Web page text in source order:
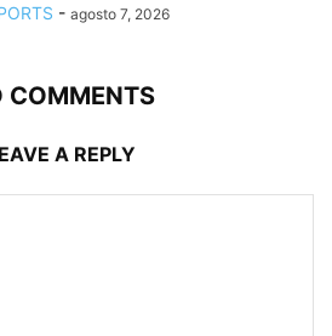
- agosto 7, 2026
COMMENTS
A REPLY